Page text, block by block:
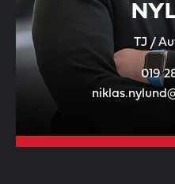
TJ /
019